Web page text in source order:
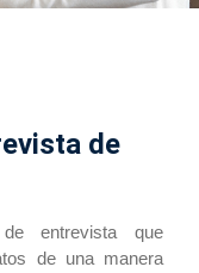
de
entrevista que
de una manera